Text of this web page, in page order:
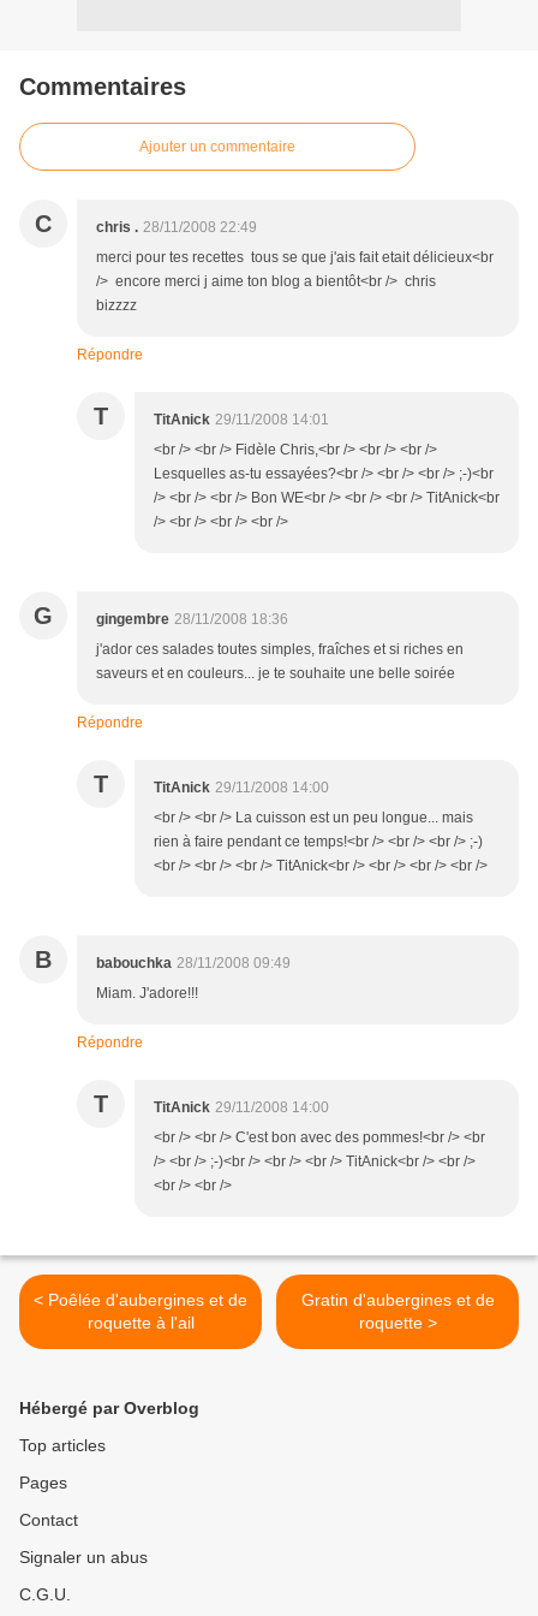
Commentaires
Ajouter un commentaire
C chris . 28/11/2008 22:49
merci pour tes recettes tous se que j'ais fait etait délicieux<br
/> encore merci j aime ton blog a bientôt<br /> chris
bizzzz
Répondre
T TitAnick 29/11/2008 14:01
<br /> <br /> Fidèle Chris,<br /> <br /> <br />
Lesquelles as-tu essayées?<br /> <br /> <br /> ;-)<br
/> <br /> <br /> Bon WE<br /> <br /> <br /> TitAnick<br
/> <br /> <br /> <br />
G gingembre 28/11/2008 18:36
j'ador ces salades toutes simples, fraîches et si riches en
saveurs et en couleurs... je te souhaite une belle soirée
Répondre
T TitAnick 29/11/2008 14:00
<br /> <br /> La cuisson est un peu longue... mais
rien à faire pendant ce temps!<br /> <br /> <br /> ;-)
<br /> <br /> <br /> TitAnick<br /> <br /> <br /> <br />
B babouchka 28/11/2008 09:49
Miam. J'adore!!!
Répondre
T TitAnick 29/11/2008 14:00
<br /> <br /> C'est bon avec des pommes!<br /> <br
/> <br /> ;-)<br /> <br /> <br /> TitAnick<br /> <br />
<br /> <br />
< Poêlée d'aubergines et de
roquette à l'ail
Gratin d'aubergines et de
roquette >
Hébergé par Overblog
Top articles
Pages
Contact
Signaler un abus
C.G.U.